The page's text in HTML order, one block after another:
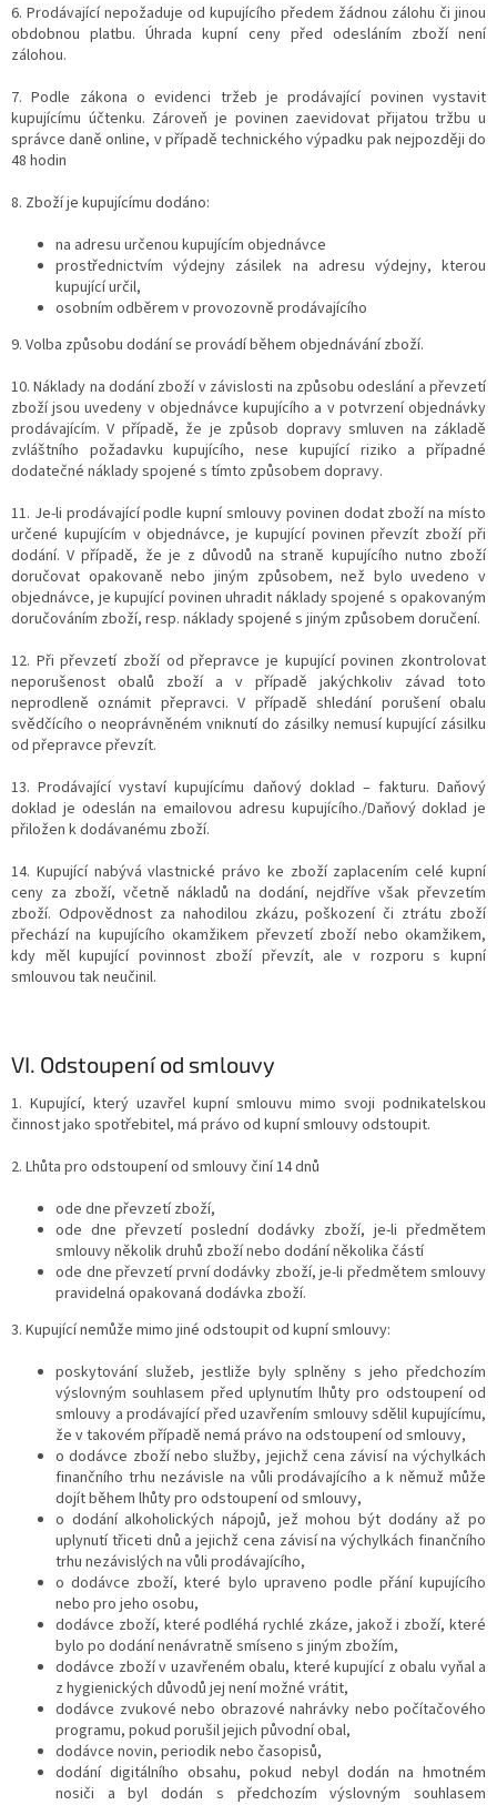
6. Prodávající nepožaduje od kupujícího předem žádnou zálohu či jinou
obdobnou platbu. Úhrada kupní ceny před odesláním zboží není
zálohou.
7. Podle zákona o evidenci tržeb je prodávající povinen vystavit
kupujícímu účtenku. Zároveň je povinen zaevidovat přijatou tržbu u
správce daně online, v případě technického výpadku pak nejpozději do
48 hodin
8. Zboží je kupujícímu dodáno:
na adresu určenou kupujícím objednávce
prostřednictvím výdejny zásilek na adresu výdejny, kterou
kupující určil,
osobním odběrem v provozovně prodávajícího
9. Volba způsobu dodání se provádí během objednávání zboží.
10. Náklady na dodání zboží v závislosti na způsobu odeslání a převzetí
zboží jsou uvedeny v objednávce kupujícího a v potvrzení objednávky
prodávajícím. V případě, že je způsob dopravy smluven na základě
zvláštního požadavku kupujícího, nese kupující riziko a případné
dodatečné náklady spojené s tímto způsobem dopravy.
11. Je-li prodávající podle kupní smlouvy povinen dodat zboží na místo
určené kupujícím v objednávce, je kupující povinen převzít zboží při
dodání. V případě, že je z důvodů na straně kupujícího nutno zboží
doručovat opakovaně nebo jiným způsobem, než bylo uvedeno v
objednávce, je kupující povinen uhradit náklady spojené s opakovaným
doručováním zboží, resp. náklady spojené s jiným způsobem doručení.
12. Při převzetí zboží od přepravce je kupující povinen zkontrolovat
neporušenost obalů zboží a v případě jakýchkoliv závad toto
neprodleně oznámit přepravci. V případě shledání porušení obalu
svědčícího o neoprávněném vniknutí do zásilky nemusí kupující zásilku
od přepravce převzít.
13. Prodávající vystaví kupujícímu daňový doklad – fakturu. Daňový
doklad je odeslán na emailovou adresu kupujícího./Daňový doklad je
přiložen k dodávanému zboží.
14. Kupující nabývá vlastnické právo ke zboží zaplacením celé kupní
ceny za zboží, včetně nákladů na dodání, nejdříve však převzetím
zboží. Odpovědnost za nahodilou zkázu, poškození či ztrátu zboží
přechází na kupujícího okamžikem převzetí zboží nebo okamžikem,
kdy měl kupující povinnost zboží převzít, ale v rozporu s kupní
smlouvou tak neučinil.
VI. Odstoupení od smlouvy
1. Kupující, který uzavřel kupní smlouvu mimo svoji podnikatelskou
činnost jako spotřebitel, má právo od kupní smlouvy odstoupit.
2. Lhůta pro odstoupení od smlouvy činí 14 dnů
ode dne převzetí zboží,
ode dne převzetí poslední dodávky zboží, je-li předmětem
smlouvy několik druhů zboží nebo dodání několika částí
ode dne převzetí první dodávky zboží, je-li předmětem smlouvy
pravidelná opakovaná dodávka zboží.
3. Kupující nemůže mimo jiné odstoupit od kupní smlouvy:
poskytování služeb, jestliže byly splněny s jeho předchozím
výslovným souhlasem před uplynutím lhůty pro odstoupení od
smlouvy a prodávající před uzavřením smlouvy sdělil kupujícímu,
že v takovém případě nemá právo na odstoupení od smlouvy,
o dodávce zboží nebo služby, jejichž cena závisí na výchylkách
finančního trhu nezávisle na vůli prodávajícího a k němuž může
dojít během lhůty pro odstoupení od smlouvy,
o dodání alkoholických nápojů, jež mohou být dodány až po
uplynutí třiceti dnů a jejichž cena závisí na výchylkách finančního
trhu nezávislých na vůli prodávajícího,
o dodávce zboží, které bylo upraveno podle přání kupujícího
nebo pro jeho osobu,
dodávce zboží, které podléhá rychlé zkáze, jakož i zboží, které
bylo po dodání nenávratně smíseno s jiným zbožím,
dodávce zboží v uzavřeném obalu, které kupující z obalu vyňal a
z hygienických důvodů jej není možné vrátit,
dodávce zvukové nebo obrazové nahrávky nebo počítačového
programu, pokud porušil jejich původní obal,
dodávce novin, periodik nebo časopisů,
dodání digitálního obsahu, pokud nebyl dodán na hmotném
nosiči a byl dodán s předchozím výslovným souhlasem